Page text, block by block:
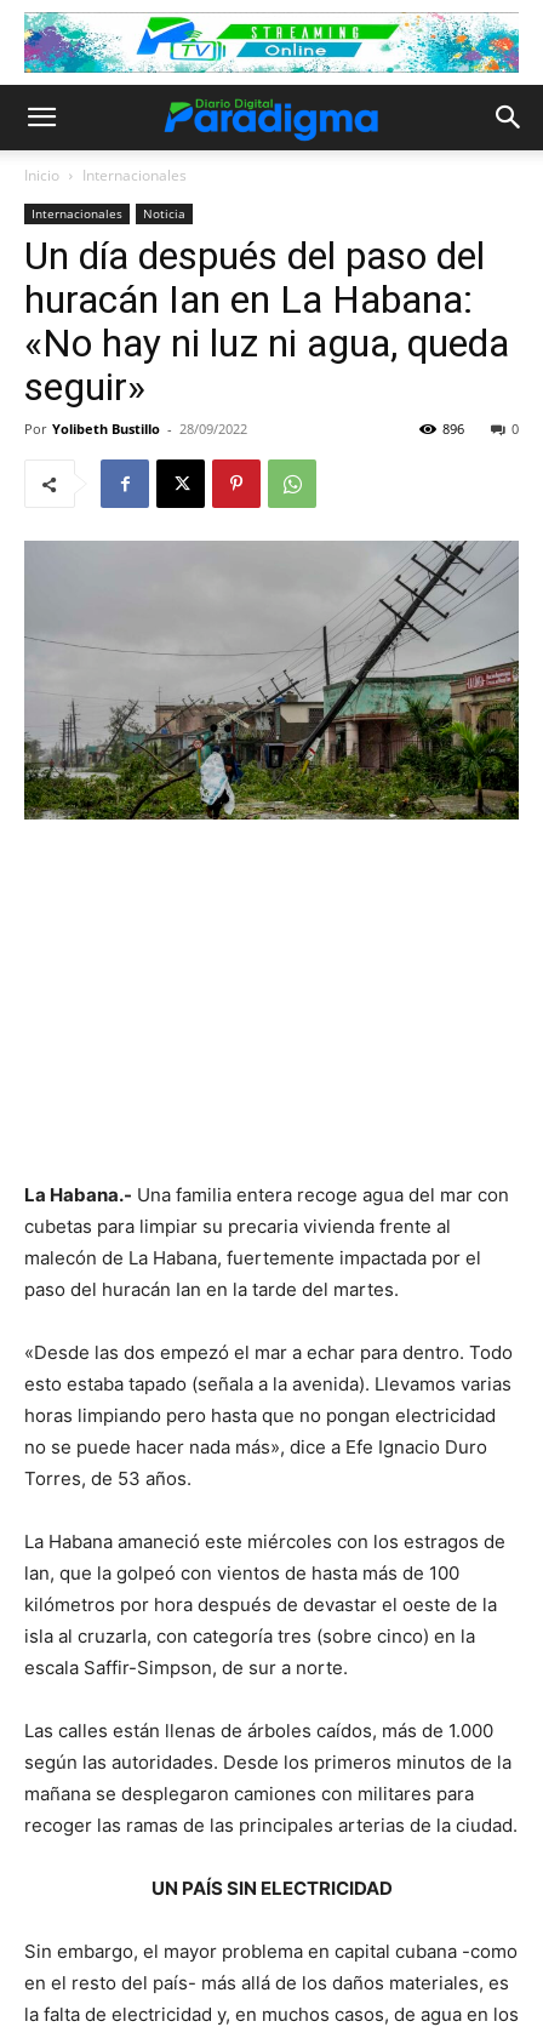
Inicio Internacionales
Internacionales Noticia
Un día después del paso del
huracán Ian en La Habana:
«No hay ni luz ni agua, queda
seguir»
Por Yolibeth Bustillo - 28/09/2022 0
896
La Habana.- Una familia entera recoge agua del mar con
cubetas para limpiar su precaria vivienda frente al
malecón de La Habana, fuertemente impactada por el
paso del huracán Ian en la tarde del martes.
«Desde las dos empezó el mar a echar para dentro. Todo
esto estaba tapado (señala a la avenida). Llevamos varias
horas limpiando pero hasta que no pongan electricidad
no se puede hacer nada más», dice a Efe Ignacio Duro
Torres, de 53 años.
La Habana amaneció este miércoles con los estragos de
lan, que la golpeó con vientos de hasta más de 100
kilómetros por hora después de devastar el oeste de la
isla al cruzarla, con categoría tres (sobre cinco) en la
escala Saffir-Simpson, de sur a norte.
Las calles están llenas de árboles caídos, más de 1.000
según las autoridades. Desde los primeros minutos de la
mañana se desplegaron camiones con militares para
recoger las ramas de las principales arterias de la ciudad.
UN PAÍS SIN ELECTRICIDAD
Sin embargo, el mayor problema en capital cubana -como
en el resto del país- más allá de los daños materiales, es
la falta de electricidad y, en muchos casos, de agua en los